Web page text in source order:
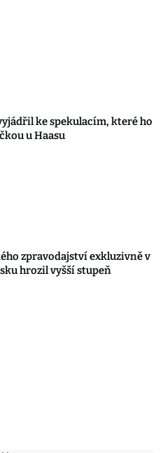
ke spekulacím, které ho
u Haasu
zpravodajství exkluzivně v
hrozil vyšší stupeň